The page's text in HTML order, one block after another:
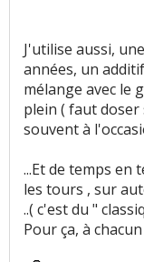
Couple
Capacité
Autonomie:
Temps de
J'utilise aussi,
années, un
mélange avec le
plein ( faut doser
souvent à
...Et de temps en
les tours , sur
..( c'est du "
Pour ça, à